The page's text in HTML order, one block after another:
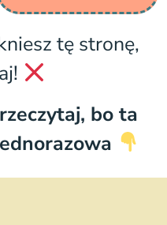
tę stronę,
bo ta